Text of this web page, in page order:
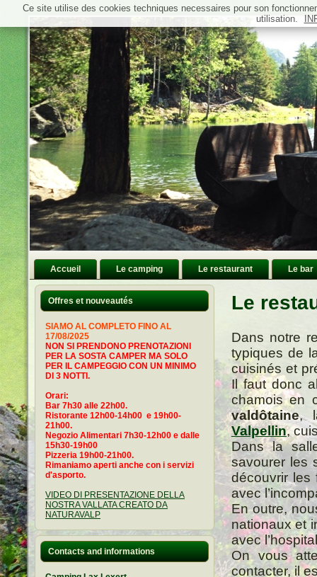
Accueil Le camping Le restaurant Le bar
Offres et nouveautés
SIAMO AL COMPLETO FINO AL
17/08/2025
NON SI PRENDONO PRENOTAZIONI
PER LA SOSTA CAMPER MA SOLO
PER IL CAMPEGGIO CON UN MINIMO
DI 3 NOTTI.
Orari:
Bar 7h30 alle 22h00.
Ristorante 12h00-14h00 e 19h00-
21h00.
Negozio Alimentari 7h30-12h00 e dalle
15h30-19h00
Pizzeria 19h00-21h00.
Rimaniamo aperti anche con i servizi
d'asporto.
VIDEO DI PRESENTAZIONE DELLA
NOSTRA VALLATA CREATO DA
NATURAVALP
Contacts and informations
Le
Dans notre
typiques de
cuisinés et
Il faut donc
chamois en
valdôtaine,
Valpellin,
Dans la
savourer les
découvrir les
avec
En outre,
nationaux et
avec
On vous
contacter, il
Ce site utilise des cookies techniques necessaires pour son
utilisation.